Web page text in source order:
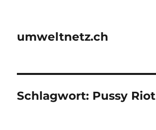
umweltnetz.ch
Schlagwort: Pussy Riot